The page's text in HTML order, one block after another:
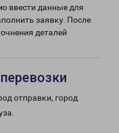
ввести данные для
заявку. После
деталей
отправки, город